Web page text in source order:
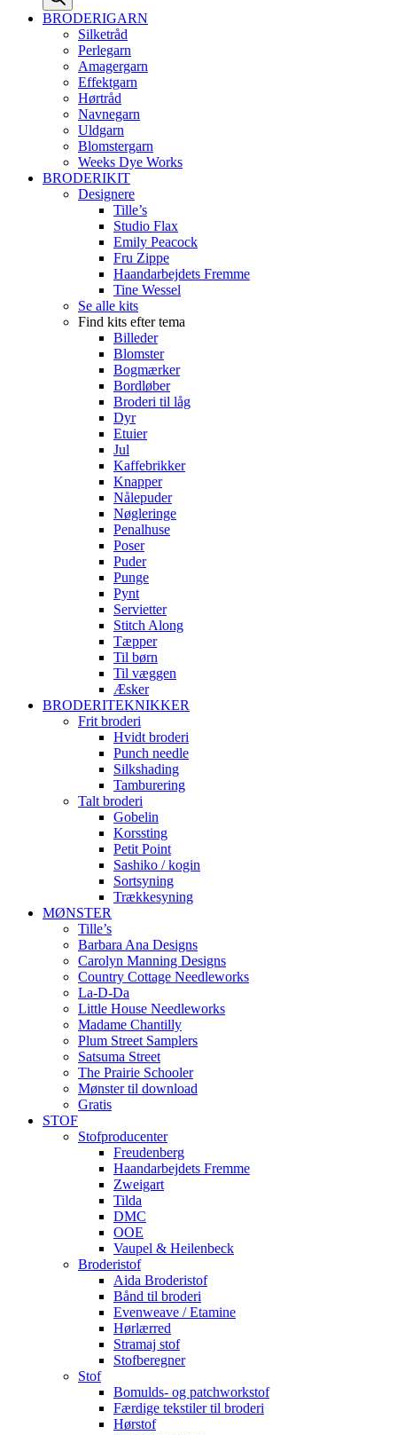
BRODERIGARN
Silketråd
Perlegarn
Amagergarn
Effektgarn
Hørtråd
Navnegarn
Uldgarn
Blomstergarn
Weeks Dye Works
BRODERIKIT
Designere
Tille’s
Studio Flax
Emily Peacock
Fru Zippe
Haandarbejdets Fremme
Tine Wessel
Se alle kits
Find kits efter tema
Billeder
Blomster
Bogmærker
Bordløber
Broderi til låg
Dyr
Etuier
Jul
Kaffebrikker
Knapper
Nålepuder
Nøgleringe
Penalhuse
Poser
Puder
Punge
Pynt
Servietter
Stitch Along
Tæpper
Til børn
Til væggen
Æsker
BRODERITEKNIKKER
Frit broderi
Hvidt broderi
Punch needle
Silkshading
Tamburering
Talt broderi
Gobelin
Korssting
Petit Point
Sashiko / kogin
Sortsyning
Trækkesyning
MØNSTER
Tille’s
Barbara Ana Designs
Carolyn Manning Designs
Country Cottage Needleworks
La-D-Da
Little House Needleworks
Madame Chantilly
Plum Street Samplers
Satsuma Street
The Prairie Schooler
Mønster til download
Gratis
STOF
Stofproducenter
Freudenberg
Haandarbejdets Fremme
Zweigart
Tilda
DMC
OOE
Vaupel & Heilenbeck
Broderistof
Aida Broderistof
Bånd til broderi
Evenweave / Etamine
Hørlærred
Stramaj stof
Stofberegner
Stof
Bomulds- og patchworkstof
Færdige tekstiler til broderi
Hørstof